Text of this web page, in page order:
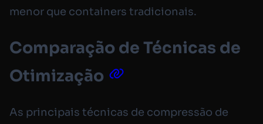
menor que containers tradicionais.
Comparação de Técnicas de
Otimização
As principais técnicas de compressão de